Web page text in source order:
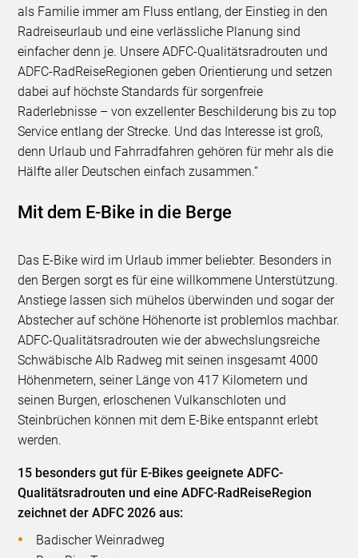
als Familie immer am Fluss entlang, der Einstieg in den
Radreiseurlaub und eine verlässliche Planung sind
einfacher denn je. Unsere ADFC-Qualitätsradrouten und
ADFC-RadReiseRegionen geben Orientierung und setzen
dabei auf höchste Standards für sorgenfreie
Raderlebnisse – von exzellenter Beschilderung bis zu top
Service entlang der Strecke. Und das Interesse ist groß,
denn Urlaub und Fahrradfahren gehören für mehr als die
Hälfte aller Deutschen einfach zusammen.“
Mit dem E-Bike in die Berge
Das E-Bike wird im Urlaub immer beliebter. Besonders in
den Bergen sorgt es für eine willkommene Unterstützung.
Anstiege lassen sich mühelos überwinden und sogar der
Abstecher auf schöne Höhenorte ist problemlos machbar.
ADFC-Qualitätsradrouten wie der abwechslungsreiche
Schwäbische Alb Radweg mit seinen insgesamt 4000
Höhenmetern, seiner Länge von 417 Kilometern und
seinen Burgen, erloschenen Vulkanschloten und
Steinbrüchen können mit dem E-Bike entspannt erlebt
werden.
15 besonders gut für E-Bikes geeignete ADFC-
Qualitätsradrouten und eine ADFC-RadReiseRegion
zeichnet der ADFC 2026 aus:
Badischer Weinradweg